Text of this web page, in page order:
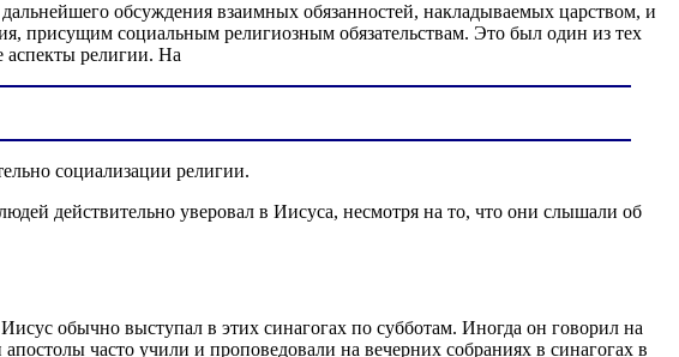
обсуждения взаимных обязанностей, накладываемых царством, и
присущим социальным религиозным обязательствам. Это был один из тех
аспекты религии. На
социализации религии.
действительно уверовал в Иисуса, несмотря на то, что они слышали об
обычно выступал в этих синагогах по субботам. Иногда он говорил на
часто учили и проповедовали на вечерних собраниях в синагогах в